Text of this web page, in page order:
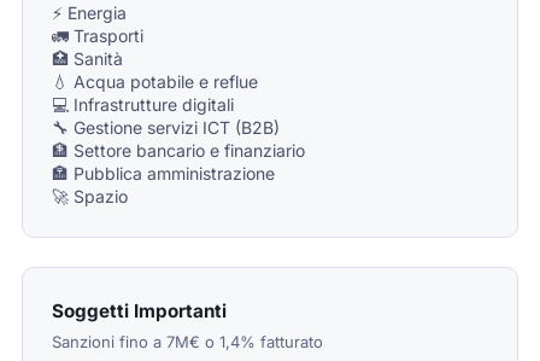
⚡ Energia
🚛 Trasporti
🏥 Sanità
💧 Acqua potabile e reflue
💻 Infrastrutture digitali
🔧 Gestione servizi ICT (B2B)
🏦 Settore bancario e finanziario
🏣 Pubblica amministrazione
🚀 Spazio
Soggetti Importanti
Sanzioni fino a 7M€ o 1,4% fatturato